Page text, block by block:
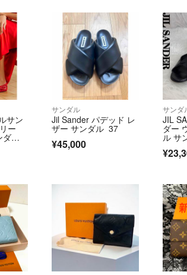
サン
ー
ダ
サンダル
Jil Sander パデッド レ
ザー サンダル 37
¥45,000
サンダ
JIL
ダー
ル サ